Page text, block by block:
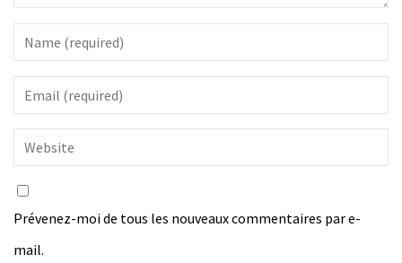
Prévenez-moi de tous les nouveaux commentaires par e-
mail.